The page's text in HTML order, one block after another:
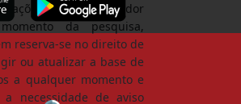
deste simulador
da pesquisa,
reserva-se no direito de
ou atualizar a base de
a qualquer momento e
a necessidade de aviso